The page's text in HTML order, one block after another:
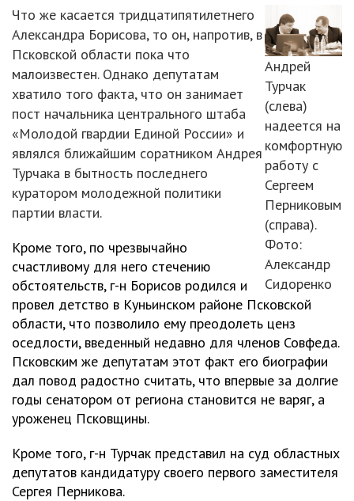
Андрей
Турчак
(слева)
надеется на
комфортную
работу с
Сергеем
Перниковым
(справа).
Фото:
Александр
Сидоренко
Что же касается тридцатипятилетнего
Александра Борисова, то он, напротив, в
Псковской области пока что
малоизвестен. Однако депутатам
хватило того факта, что он занимает
пост начальника центрального штаба
«Молодой гвардии Единой России» и
являлся ближайшим соратником Андрея
Турчака в бытность последнего
куратором молодежной политики
партии власти.
Кроме того, по чрезвычайно
счастливому для него стечению
обстоятельств, г-н Борисов родился и
провел детство в Куньинском районе Псковской
области, что позволило ему преодолеть ценз
оседлости, введенный недавно для членов Совфеда.
Псковским же депутатам этот факт его биографии
дал повод радостно считать, что впервые за долгие
годы сенатором от региона становится не варяг, а
уроженец Псковщины.
Кроме того, г-н Турчак представил на суд областных
депутатов кандидатуру своего первого заместителя
Сергея Перникова.